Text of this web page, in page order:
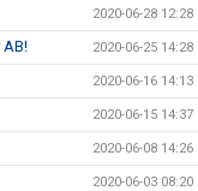
2020-06-28 12:28
AB! 2020-06-25 14:28
2020-06-16 14:13
2020-06-15 14:37
2020-06-08 14:26
2020-06-03 08:20